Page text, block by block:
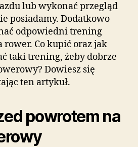
lub wykonać przegląd
posiadamy. Dodatkowo
odpowiedni trening
rower. Co kupić oraz jak
taki trening, żeby dobrze
Dowiesz się
ten artykuł.
powrotem na